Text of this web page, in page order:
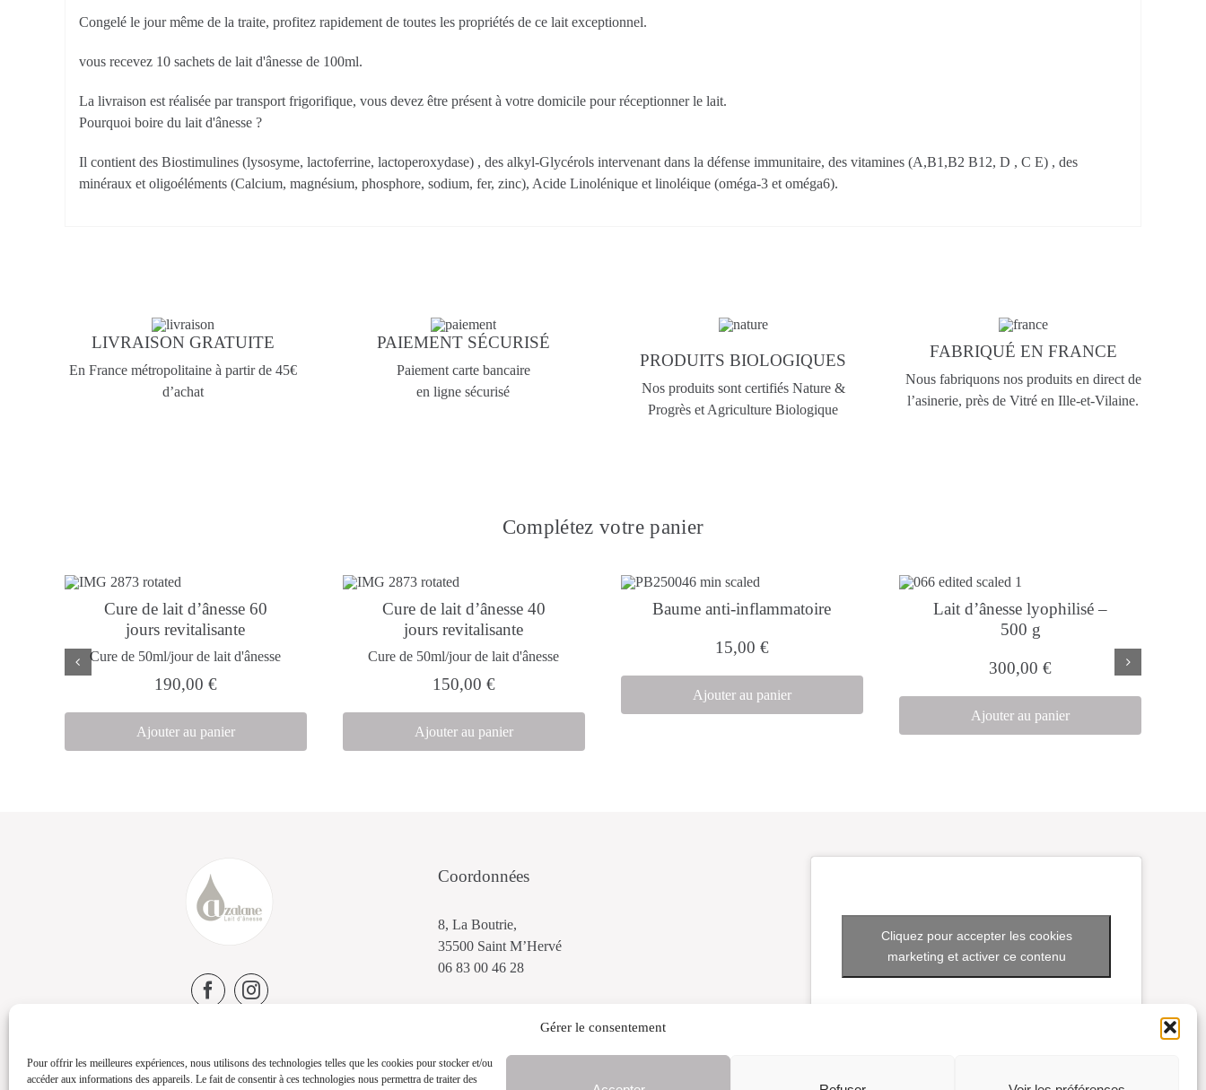
Gérer le consentement
Pour offrir les meilleures expériences, nous utilisons des technologies telles que les cookies pour stocker et/ou
accéder aux informations des appareils. Le fait de consentir à ces technologies nous permettra de traiter des
Congelé le jour même de la traite, profitez rapidement de toutes les propriétés de ce lait exceptionnel.
vous recevez 10 sachets de lait d'ânesse de 100ml.
La livraison est réalisée par transport frigorifique, vous devez être présent à votre domicile pour réceptionner le lait.
Pourquoi boire du lait d'ânesse ?
Il contient des Biostimulines (lysosyme, lactoferrine, lactoperoxydase) , des alkyl-Glycérols intervenant dans la défense immunitaire, des vitamines (A,B1,B2 B12, D , C E) , des
minéraux et oligoéléments (Calcium, magnésium, phosphore, sodium, fer, zinc), Acide Linolénique et linoléique (oméga-3 et oméga6).
LIVRAISON GRATUITE
En France métropolitaine à partir de 45€
d’achat
PAIEMENT SÉCURISÉ
Paiement carte bancaire
en ligne sécurisé
PRODUITS BIOLOGIQUES
Nos produits sont certifiés Nature &
Progrès et Agriculture Biologique
FABRIQUÉ EN FRANCE
Nous fabriquons nos produits en direct de
l’asinerie, près de Vitré en Ille-et-Vilaine.
Complétez votre panier
Cure de lait d’ânesse 60
jours revitalisante
Cure de 50ml/jour de lait d'ânesse
190,00 €
Ajouter au panier
Cure de lait d’ânesse 40
jours revitalisante
Cure de 50ml/jour de lait d'ânesse
150,00 €
Ajouter au panier
Baume anti-inflammatoire
15,00 €
Ajouter au panier
Lait d’ânesse lyophilisé –
500 g
300,00 €
Ajouter au panier
Coordonnées
8, La Boutrie,
35500 Saint M’Hervé
06 83 00 46 28
Cliquez pour accepter les cookies
marketing et activer ce contenu